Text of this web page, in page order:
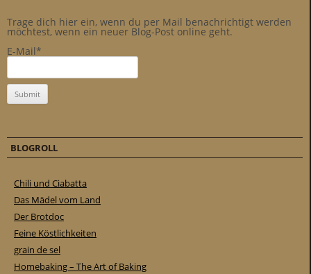
Trage dich hier ein, wenn du per Mail benachrichtigt werden
möchtest, wenn ein neuer Blog-Post online geht.
E-Mail*
BLOGROLL
Chili und Ciabatta
Das Mädel vom Land
Der Brotdoc
Feine Köstlichkeiten
grain de sel
Homebaking – The Art of Baking